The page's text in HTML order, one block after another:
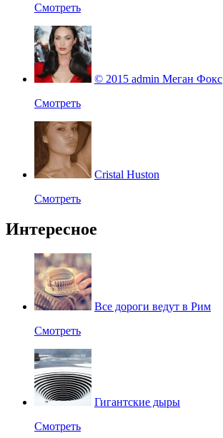
Смотреть
© 2015 admin Меган Фокс
Смотреть
Cristal Huston
Смотреть
Интересное
Все дороги ведут в Рим
Смотреть
Гигантские дыры
Смотреть